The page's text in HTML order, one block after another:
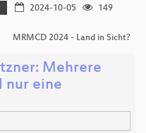
2024-10-05
149
MRMCD 2024 - Land in Sicht?
Mehrere
nur eine